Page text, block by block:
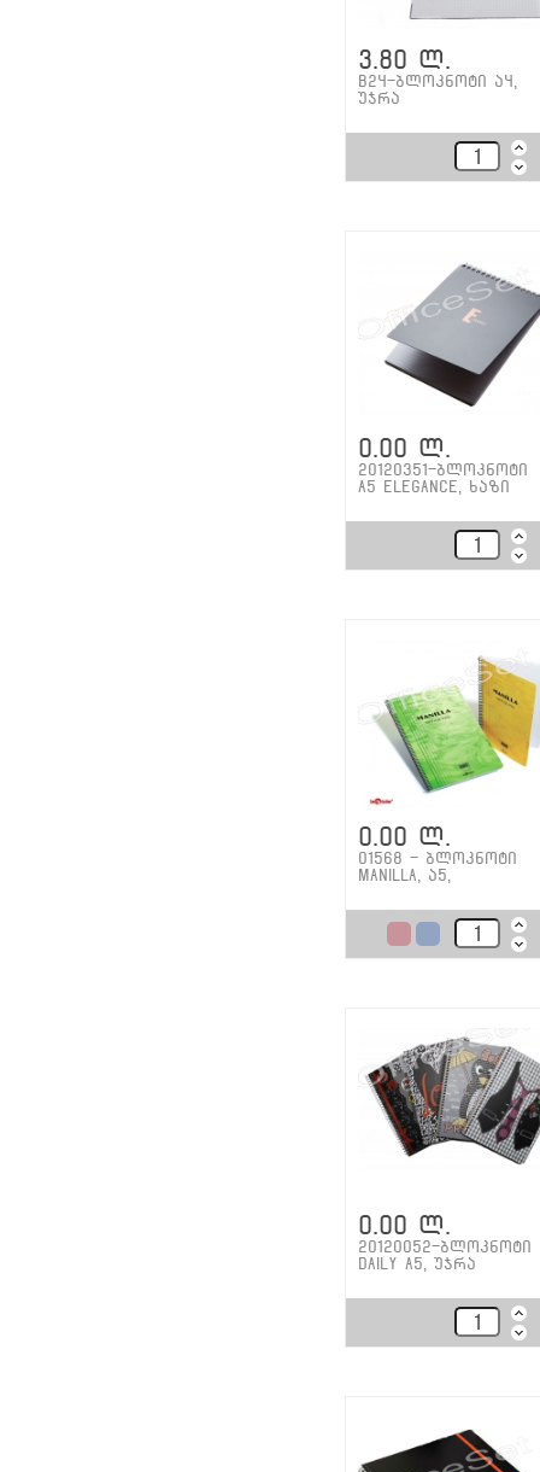
3.80 ლ.
B24-ბლოკნოტი ა4,
უჯრა
0.00 ლ.
20120351-ბლოკნოტი
A5 ELEGANCE, ხაზი
0.00 ლ.
01568 - ბლოკნოტი
Manilla, ა5,
0.00 ლ.
20120052-ბლოკნოტი
Daily A5, უჯრა